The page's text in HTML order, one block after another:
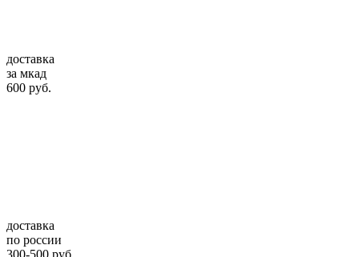
доставка
за мкад
600 руб.
доставка
по россии
300-500 руб.